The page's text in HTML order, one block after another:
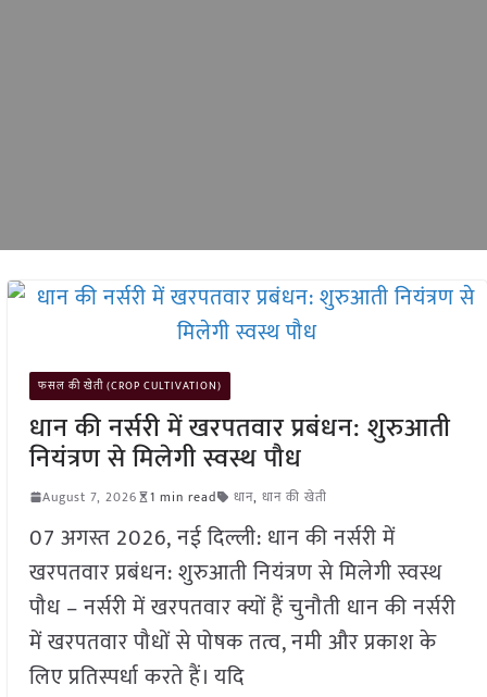
फसल की खेती (CROP CULTIVATION)
धान की नर्सरी में खरपतवार प्रबंधन: शुरुआती
नियंत्रण से मिलेगी स्वस्थ पौध
August 7, 2026 1 min read धान, धान की खेती
07 अगस्त 2026, नई दिल्ली: धान की नर्सरी में
खरपतवार प्रबंधन: शुरुआती नियंत्रण से मिलेगी स्वस्थ
पौध – नर्सरी में खरपतवार क्यों हैं चुनौती धान की नर्सरी
में खरपतवार पौधों से पोषक तत्व, नमी और प्रकाश के
लिए प्रतिस्पर्धा करते हैं। यदि